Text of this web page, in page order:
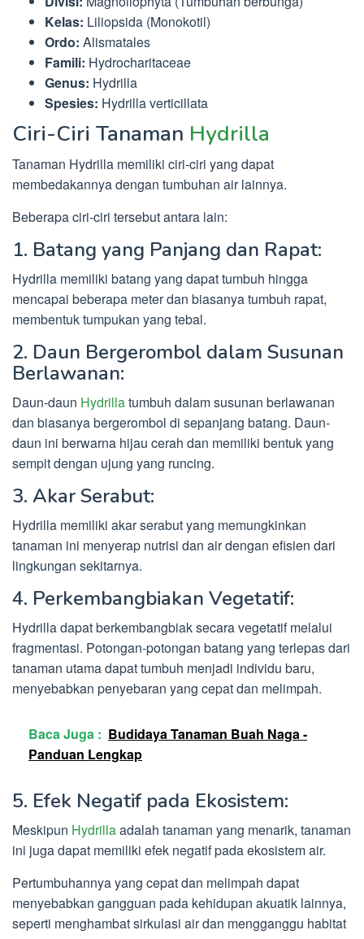
Kelas: Liliopsida (Monokotil)
Ordo: Alismatales
Famili: Hydrocharitaceae
Genus: Hydrilla
Spesies: Hydrilla verticillata
Ciri-Ciri Tanaman Hydrilla
Tanaman Hydrilla memiliki ciri-ciri yang dapat
membedakannya dengan tumbuhan air lainnya.
Beberapa ciri-ciri tersebut antara lain:
1. Batang yang Panjang dan Rapat:
Hydrilla memiliki batang yang dapat tumbuh hingga
mencapai beberapa meter dan biasanya tumbuh rapat,
membentuk tumpukan yang tebal.
2. Daun Bergerombol dalam Susunan
Berlawanan:
Daun-daun Hydrillatumbuh dalam susunan berlawanan
dan biasanya bergerombol di sepanjang batang. Daun-
daun ini berwarna hijau cerah dan memiliki bentuk yang
sempit dengan ujung yang runcing.
3. Akar Serabut:
Hydrilla memiliki akar serabut yang memungkinkan
tanaman ini menyerap nutrisi dan air dengan efisien dari
lingkungan sekitarnya.
4. Perkembangbiakan Vegetatif:
Hydrilla dapat berkembangbiak secara vegetatif melalui
fragmentasi. Potongan-potongan batang yang terlepas dari
tanaman utama dapat tumbuh menjadi individu baru,
menyebabkan penyebaran yang cepat dan melimpah.
Baca Juga : Budidaya Tanaman Buah Naga -
Panduan Lengkap
5. Efek Negatif pada Ekosistem:
Meskipun Hydrillaadalah tanaman yang menarik, tanaman
ini juga dapat memiliki efek negatif pada ekosistem air.
Pertumbuhannya yang cepat dan melimpah dapat
menyebabkan gangguan pada kehidupan akuatik lainnya,
seperti menghambat sirkulasi air dan mengganggu habitat